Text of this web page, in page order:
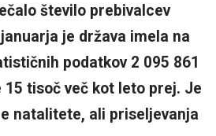
število prebivalcev
je država imela na
podatkov 2 095 861
15 tisoč več kot leto prej. Je
natalitete, ali priseljevanja